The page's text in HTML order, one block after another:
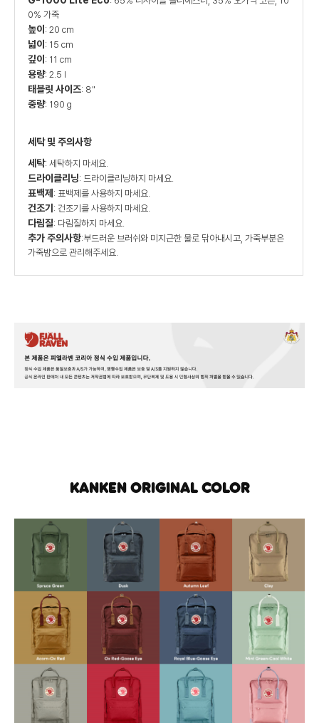
0% 가죽
높이 : 20 cm
넓이 : 15 cm
깊이 : 11 cm
용량: 2.5 l
태블릿 사이즈: 8"
중량: 190 g
세탁 및 주의사항
세탁: 세탁하지 마세요.
드라이클리닝: 드라이클리닝하지 마세요.
표백제 : 표백제를 사용하지 마세요.
건조기 : 건조기를 사용하지 마세요.
다림질: 다림질하지 마세요.
추가 주의사항:부드러운 브러쉬와 미지근한 물로 닦아내시고, 가죽부분은
가죽밤으로 관리해주세요.
KANKEN ORIGINAL COLOR